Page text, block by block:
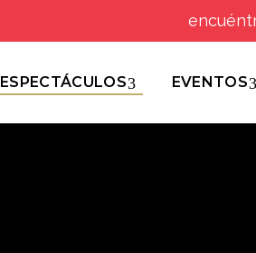
ESPECTÁCULOS EVENTOS